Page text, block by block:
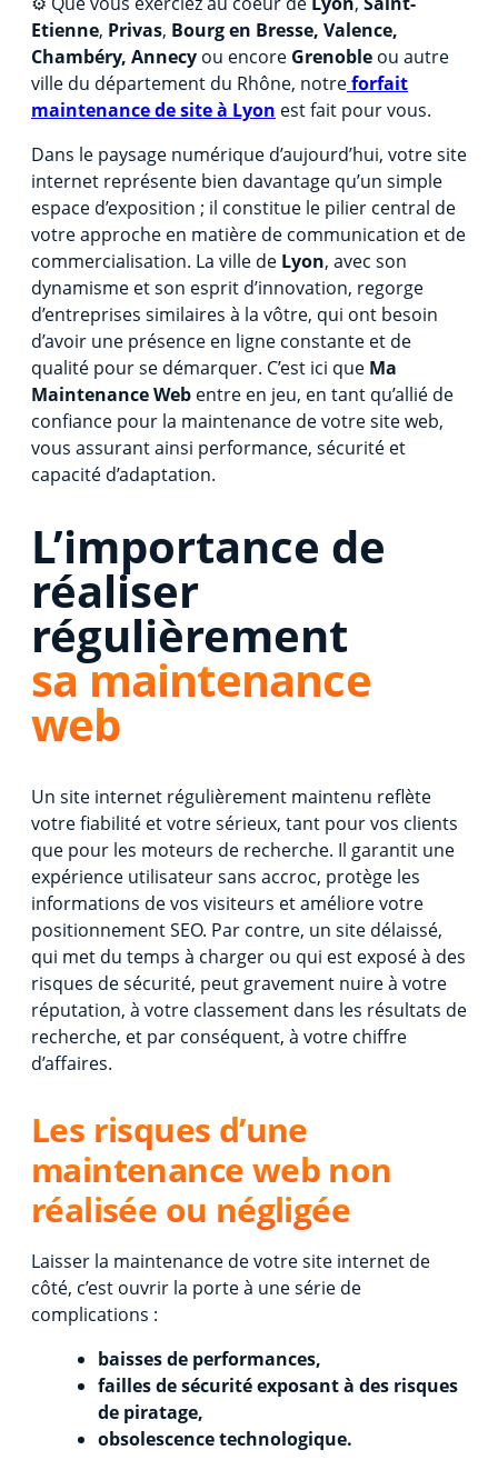
Etienne, Privas, Bourg en Bresse, Valence,
Chambéry, Annecy ou encore Grenoble ou autre
ville du département du Rhône, notreforfait
maintenance de site à Lyon est fait pour vous.
Dans le paysage numérique d’aujourd’hui, votre site
internet représente bien davantage qu’un simple
espace d’exposition ; il constitue le pilier central de
votre approche en matière de communication et de
commercialisation. La ville de Lyon, avec son
dynamisme et son esprit d’innovation, regorge
d’entreprises similaires à la vôtre, qui ont besoin
d’avoir une présence en ligne constante et de
qualité pour se démarquer. C’est ici que Ma
Maintenance Web entre en jeu, en tant qu’allié de
confiance pour la maintenance de votre site web,
vous assurant ainsi performance, sécurité et
capacité d’adaptation.
L’importance de
réaliser
régulièrement
sa maintenance
web
Un site internet régulièrement maintenu reflète
votre fiabilité et votre sérieux, tant pour vos clients
que pour les moteurs de recherche. Il garantit une
expérience utilisateur sans accroc, protège les
informations de vos visiteurs et améliore votre
positionnement SEO. Par contre, un site délaissé,
qui met du temps à charger ou qui est exposé à des
risques de sécurité, peut gravement nuire à votre
réputation, à votre classement dans les résultats de
recherche, et par conséquent, à votre chiffre
d’affaires.
Les risques d’une
maintenance web non
réalisée ou négligée
Laisser la maintenance de votre site internet de
côté, c’est ouvrir la porte à une série de
complications :
baisses de performances,
failles de sécurité exposant à des risques
de piratage,
obsolescence technologique.